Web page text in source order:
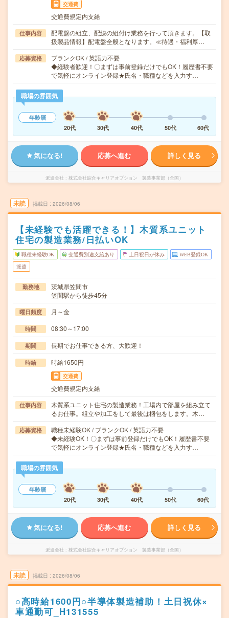
交通費
交通費規定内支給
仕事内容
配電盤の組立、配線の組付け業務を行って頂きます。【取
扱製品情報】配電盤全般となります。≪待遇・福利厚…
応募資格
ブランクOK / 英語力不要
◆経験者歓迎！〇まずは事前登録だけでもOK！履歴書不要
で気軽にオンライン登録★氏名・職種などを入力す…
職場の雰囲気
年齢層
20代
30代 40代 50代 60代
気になる! 応募へ進む 詳しく見る
派遣会社 株式会社綜合キャリアオプション 製造事業部（全国）
未読 掲載日 2026/08/06
【未経験でも活躍できる！】木質系ユニット
住宅の製造業務/日払いOK
職種未経験OK 交通費別途支給あり 土日祝日が休み WEB登録OK
派遣
勤務地
茨城県笠間市
笠間駅から徒歩45分
曜日頻度 月～金
時間 08:30～17:00
期間 長期でお仕事できる方、大歓迎！
時給 時給1650円
交通費
交通費規定内支給
仕事内容
木質系ユニット住宅の製造業務！工場内で部屋を組み立て
るお仕事。組立や加工をして最後は梱包をします。木…
応募資格
職種未経験OK / ブランクOK / 英語力不要
◆未経験OK！〇まずは事前登録だけでもOK！履歴書不要
で気軽にオンライン登録★氏名・職種などを入力す…
職場の雰囲気
年齢層
20代
30代 40代 50代 60代
気になる! 応募へ進む 詳しく見る
派遣会社 株式会社綜合キャリアオプション 製造事業部（全国）
未読 掲載日 2026/08/06
○高時給1600円○半導体製造補助！土日祝休×
車通勤可_H131555